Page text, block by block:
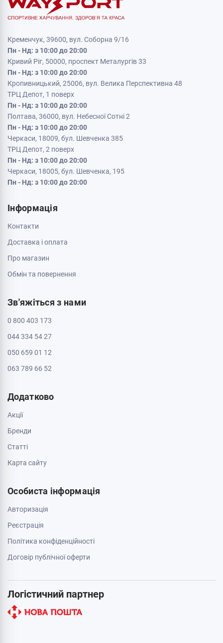
Кременчук, 39600, вул. Соборна 9/16
Пн - Нд: з 10:00 до 20:00
Кривий Ріг, 50000, проспект Металургів 33
Пн - Нд: з 10:00 до 20:00
Кропивницький, 25006, вул. Велика Перспективна 48
ТРЦ Депот, 1 поверх
Пн - Нд: з 10:00 до 20:00
Полтава, 36000, вул. Небесної Сотні 2
Пн - Нд: з 10:00 до 20:00
Черкаси, 18009, бул. Шевченка 385
ТРЦ Депот, 2 поверх
Пн - Нд: з 10:00 до 20:00
Черкаси, 18005, бул. Шевченка, 195
Пн - Нд: з 10:00 до 20:00
Інформація
Контакти
Доставка і оплата
Про магазин
Обмін та повернення
Зв'яжіться з нами
0 800 403 173
044 334 54 27
050 659 01 12
063 789 66 52
Додатково
Акції
Бренди
Cтатті
Карта сайту
Особиста інформація
Авторизація
Реєстрація
Політика конфіденційності
Договір публічної оферти
Логістичний партнер